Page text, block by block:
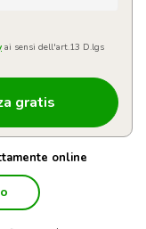
ai sensi dell'art.13 D.lgs
online